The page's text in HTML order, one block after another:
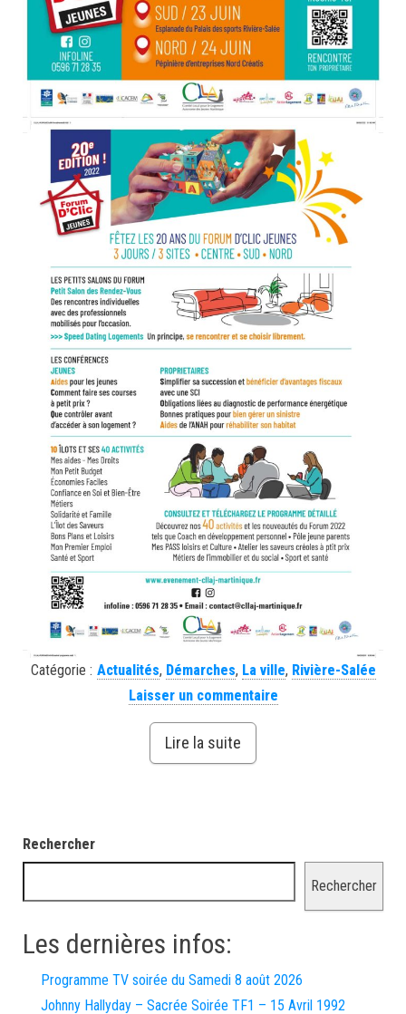
Catégorie : Actualités, Démarches, La ville, Rivière-Salée
Laisser un commentaire
Lire la suite
Rechercher
Rechercher
Les dernières infos:
Programme TV soirée du Samedi 8 août 2026
Johnny Hallyday – Sacrée Soirée TF1 – 15 Avril 1992